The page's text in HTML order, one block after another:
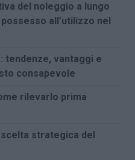
del noleggio a lungo
all’utilizzo nel
tendenze, vantaggi e
consapevole
rilevarlo prima
scelta strategica del